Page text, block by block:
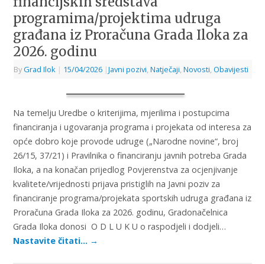
programima/projektima udruga
građana iz Proračuna Grada Iloka za
2026. godinu
ByGrad Ilok | 15/04/2026 |Javni pozivi Natječaji Novosti Obavijesti
Na temelju Uredbe o kriterijima, mjerilima i postupcima
financiranja i ugovaranja programa i projekata od interesa za
opće dobro koje provode udruge („Narodne novine“, broj
26/15, 37/21) i Pravilnika o financiranju javnih potreba Grada
Iloka, a na konačan prijedlog Povjerenstva za ocjenjivanje
kvalitete/vrijednosti prijava pristiglih na Javni poziv za
financiranje programa/projekata sportskih udruga građana iz
Proračuna Grada Iloka za 2026. godinu, Gradonačelnica
Grada Iloka donosi O D L U K U o raspodjeli i dodjeli…
Nastavite čitati… →